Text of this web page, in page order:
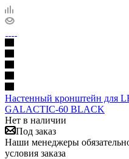
Настенный кронштейн для
GALACTIC-60 BLACK
Нет в наличии
Под заказ
Наши менеджеры
условия заказа